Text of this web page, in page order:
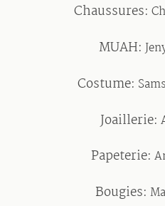
Chaussures:
MUAH:
Costume:
Joaillerie:
Papeterie:
Bougies: